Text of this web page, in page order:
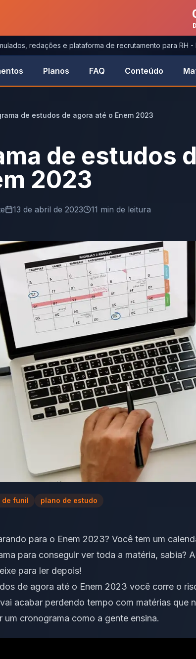
redações e plataforma de recrutamento para RH
Planos FAQ Conteúdo
de estudos de agora até o Enem 2023
de estudos
2023
13 de abril de 2023 11 min de leitura
de funil plano de estudo
para o Enem 2023? Você tem um
para conseguir ver toda a matéria, sabia?
para ler depois!
de agora até o Enem 2023 você corre o
acabar perdendo tempo com matérias que
um cronograma como a gente ensina.